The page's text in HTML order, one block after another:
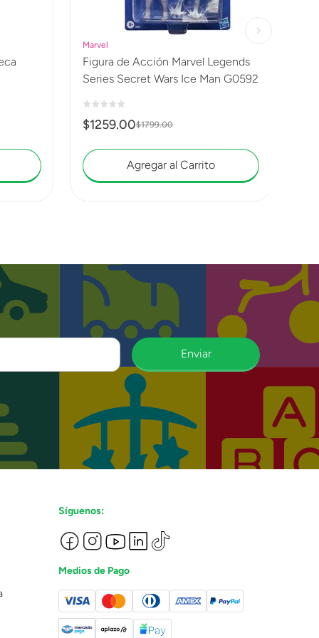
Marvel
Figura de Acción Marvel Legends
Series Secret Wars Ice Man G0592
$1259.00$1799.00
Agregar al Carrito
Enviar
Síguenos:
Medios de Pago